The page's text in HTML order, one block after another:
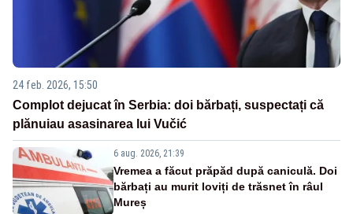
24 feb. 2026, 15:50
Complot dejucat în Serbia: doi bărbați, suspectați că
plănuiau asasinarea lui Vučić
6 aug. 2026, 21:39
Vremea a făcut prăpăd după caniculă. Doi
bărbați au murit loviți de trăsnet în râul
Mureș